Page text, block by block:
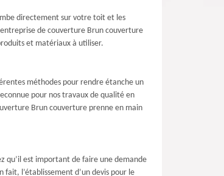
directement sur votre toit et les
de couverture Brun couverture
et matériaux à utiliser.
méthodes pour rendre étanche un
pour nos travaux de qualité en
Brun couverture prenne en main
qu’il est important de faire une demande
l’établissement d’un devis pour le